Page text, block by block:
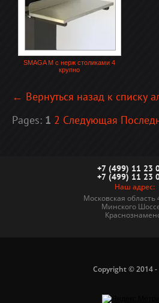
SMAGA M с нерж столиками 4
крупно
← Вернуться назад к списку
Pages: 1 2 Следующая
+7 (499) 11 23
+7 (499) 11 23
Наш адрес:
Московская область
Минского
Copyright © 2014 -